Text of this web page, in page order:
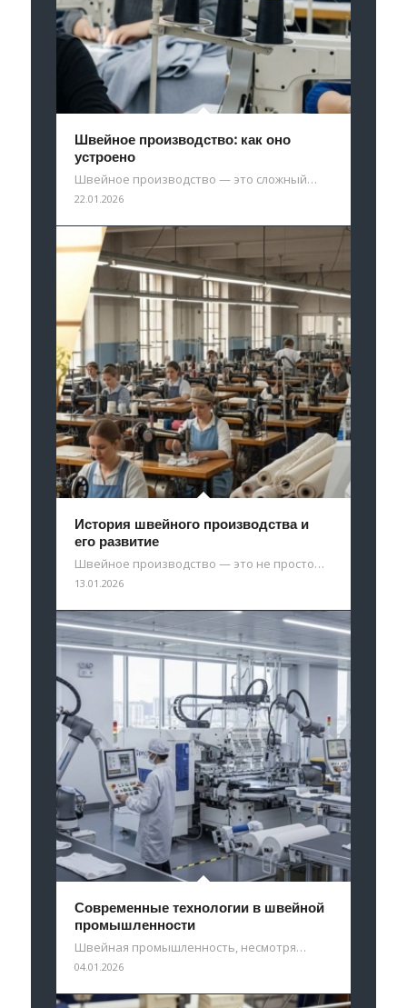
Швейное производство: как оно
устроено
Швейное производство — это сложный…
22.01.2026
История швейного производства и
его развитие
Швейное производство — это не просто…
13.01.2026
Современные технологии в швейной
промышленности
Швейная промышленность, несмотря…
04.01.2026